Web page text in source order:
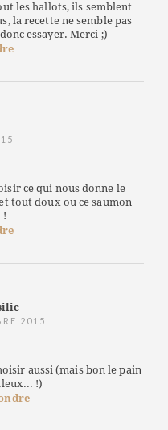
les hallots, ils semblent
la recette ne semble pas
essayer. Merci ;)
ce qui nous donne le
tout doux ou ce saumon
!
2015
aussi (mais bon le pain
!)